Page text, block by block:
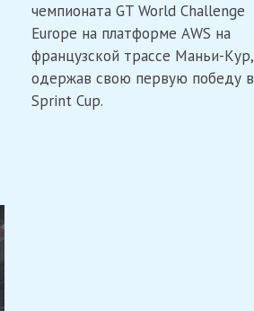
чемпионата GT World Challenge
Europe на платформе AWS на
французской трассе Маньи-Кур,
одержав свою первую победу в
Sprint Cup.